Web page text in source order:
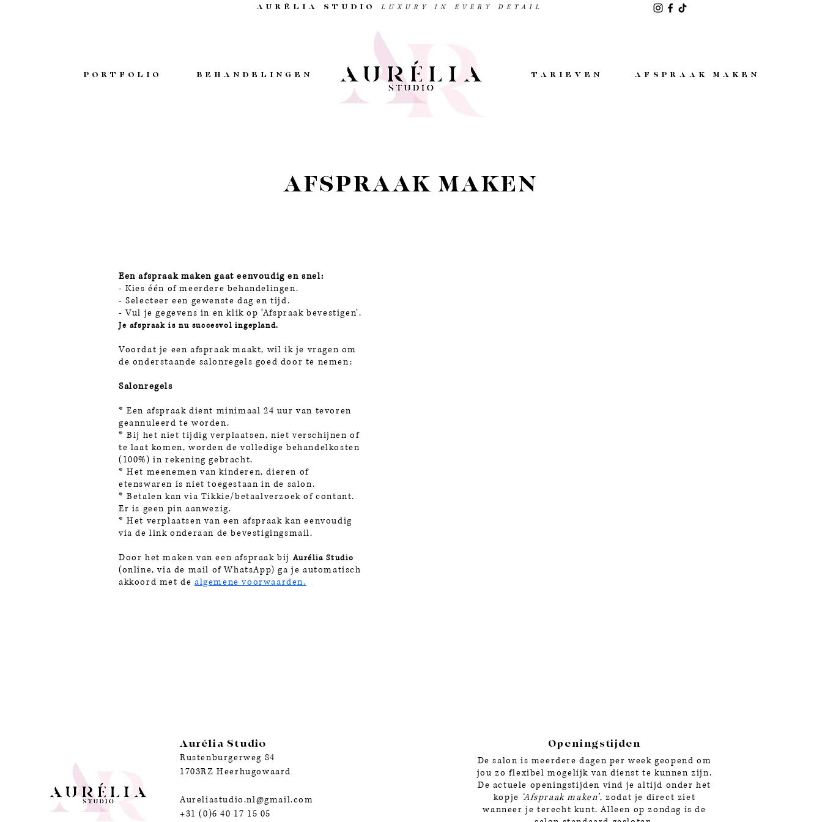
LUXURY IN EVERY DETAIL
AURÉLIA STUDIO
PORTFOLIO BEHANDELINGEN TARIEVEN AFSPRAAK MAKEN
AFSPRAAK MAKEN
Een afspraak maken gaat eenvoudig en snel:
- Kies één of meerdere behandelingen.
- Selecteer een gewenste dag en tijd.
- Vul je gegevens in en klik op ‘Afspraak bevestigen’.
Je afspraak is nu succesvol ingepland.
Voordat je een afspraak maakt, wil ik je vragen om
de onderstaande salonregels goed door te nemen:
Salonregels
* Een afspraak dient minimaal 24 uur van tevoren
geannuleerd te worden.
* Bij het niet tijdig verplaatsen, niet verschijnen of
te laat komen, worden de volledige behandelkosten
(100%) in rekening gebracht.
* Het meenemen van kinderen, dieren of
etenswaren is niet toegestaan in de salon.
* Betalen kan via Tikkie/betaalverzoek of contant.
Er is geen pin aanwezig.
* Het verplaatsen van een afspraak kan eenvoudig
via de link onderaan de bevestigingsmail.
Door het maken van een afspraak bijAurélia Studio
(online, via de mail of WhatsApp) ga je automatisch
akkoord met de algemene voorwaarden.
Aurélia Studio
Rustenburgerweg 84
1703RZ Heerhugowaard
Aureliastudio.nl@gmail.com
+31 (0)6 40 17 15 05
Openingstijden
De salon is meerdere dagen per week geopend om
jou zo flexibel mogelijk van dienst te kunnen zijn.
De actuele openingstijden vind je altijd onder het
kopje ‘Afspraak maken’, zodat je direct ziet
wanneer je terecht kunt. Alleen op zondag is de